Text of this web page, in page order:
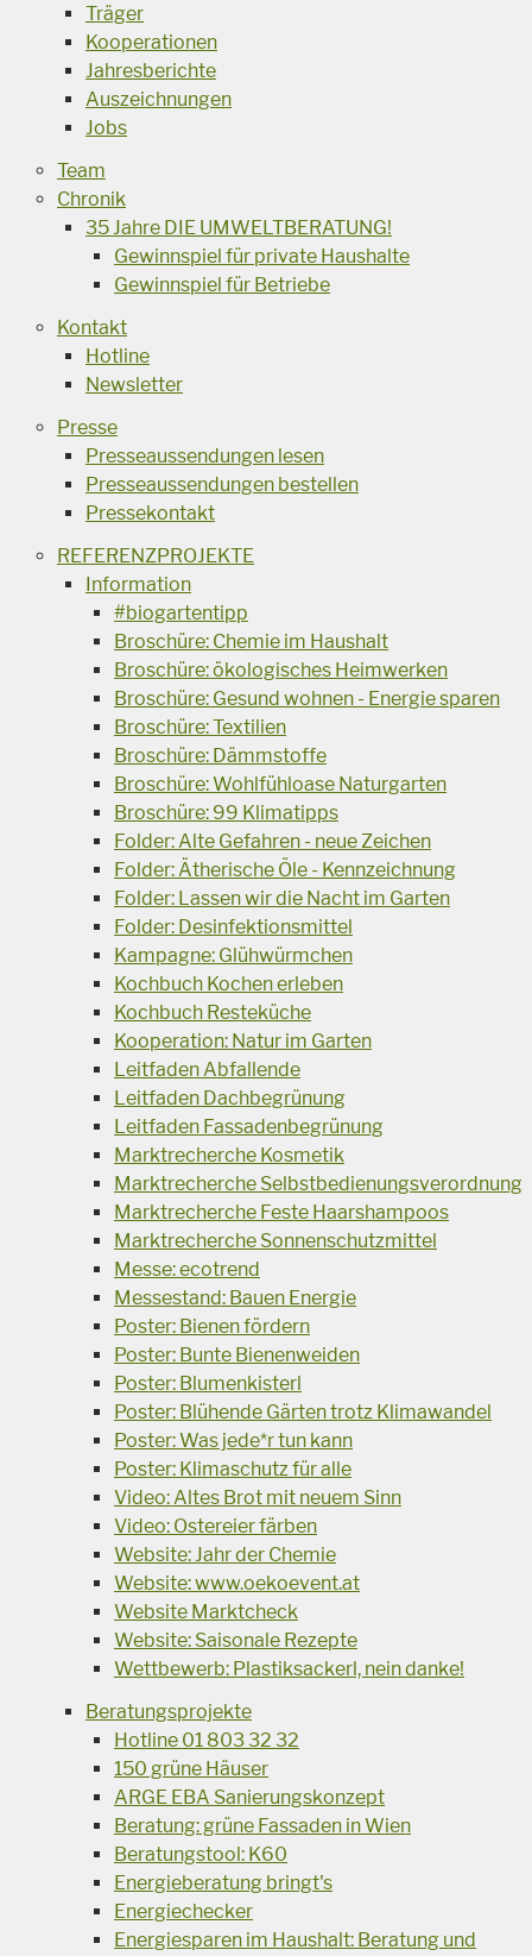
Träger
Kooperationen
Jahresberichte
Auszeichnungen
Jobs
Team
Chronik
35 Jahre DIE UMWELTBERATUNG!
Gewinnspiel für private Haushalte
Gewinnspiel für Betriebe
Kontakt
Hotline
Newsletter
Presse
Presseaussendungen lesen
Presseaussendungen bestellen
Pressekontakt
REFERENZPROJEKTE
Information
#biogartentipp
Broschüre: Chemie im Haushalt
Broschüre: ökologisches Heimwerken
Broschüre: Gesund wohnen - Energie sparen
Broschüre: Textilien
Broschüre: Dämmstoffe
Broschüre: Wohlfühloase Naturgarten
Broschüre: 99 Klimatipps
Folder: Alte Gefahren - neue Zeichen
Folder: Ätherische Öle - Kennzeichnung
Folder: Lassen wir die Nacht im Garten
Folder: Desinfektionsmittel
Kampagne: Glühwürmchen
Kochbuch Kochen erleben
Kochbuch Resteküche
Kooperation: Natur im Garten
Leitfaden Abfallende
Leitfaden Dachbegrünung
Leitfaden Fassadenbegrünung
Marktrecherche Kosmetik
Marktrecherche Selbstbedienungsverordnung
Marktrecherche Feste Haarshampoos
Marktrecherche Sonnenschutzmittel
Messe: ecotrend
Messestand: Bauen Energie
Poster: Bienen fördern
Poster: Bunte Bienenweiden
Poster: Blumenkisterl
Poster: Blühende Gärten trotz Klimawandel
Poster: Was jede*r tun kann
Poster: Klimaschutz für alle
Video: Altes Brot mit neuem Sinn
Video: Ostereier färben
Website: Jahr der Chemie
Website: www.oekoevent.at
Website Marktcheck
Website: Saisonale Rezepte
Wettbewerb: Plastiksackerl, nein danke!
Beratungsprojekte
Hotline 01 803 32 32
150 grüne Häuser
ARGE EBA Sanierungskonzept
Beratung: grüne Fassaden in Wien
Beratungstool: K60
Energieberatung bringt's
Energiechecker
Energiesparen im Haushalt: Beratung und